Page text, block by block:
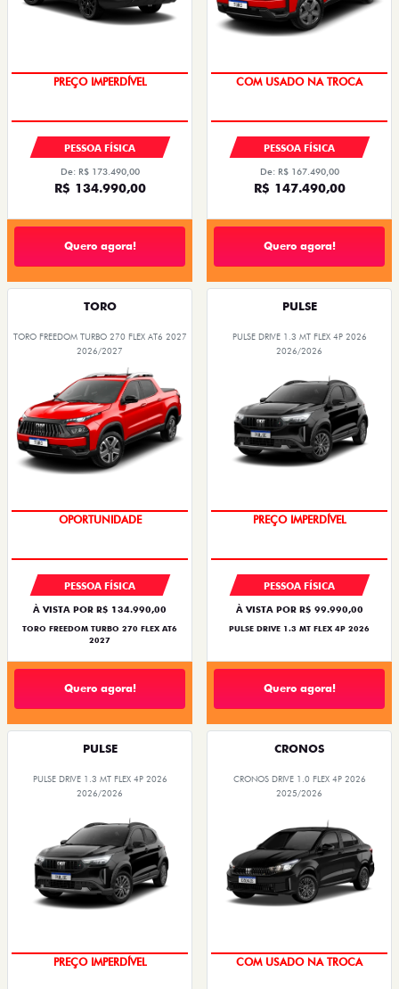
PREÇO IMPERDÍVEL
PESSOA FÍSICA
De: R$ 173.490,00
R$ 134.990,00
Quero agora!
COM USADO NA TROCA
PESSOA FÍSICA
De: R$ 167.490,00
R$ 147.490,00
Quero agora!
TORO
TORO FREEDOM TURBO 270 FLEX AT6 2027
2026/2027
OPORTUNIDADE
PESSOA FÍSICA
À VISTA POR R$ 134.990,00
TORO FREEDOM TURBO 270 FLEX AT6
2027
Quero agora!
PULSE
PULSE DRIVE 1.3 MT FLEX 4P 2026
2026/2026
PREÇO IMPERDÍVEL
PESSOA FÍSICA
À VISTA POR R$ 99.990,00
PULSE DRIVE 1.3 MT FLEX 4P 2026
Quero agora!
PULSE
PULSE DRIVE 1.3 MT FLEX 4P 2026
2026/2026
PREÇO IMPERDÍVEL
CRONOS
CRONOS DRIVE 1.0 FLEX 4P 2026
2025/2026
COM USADO NA TROCA